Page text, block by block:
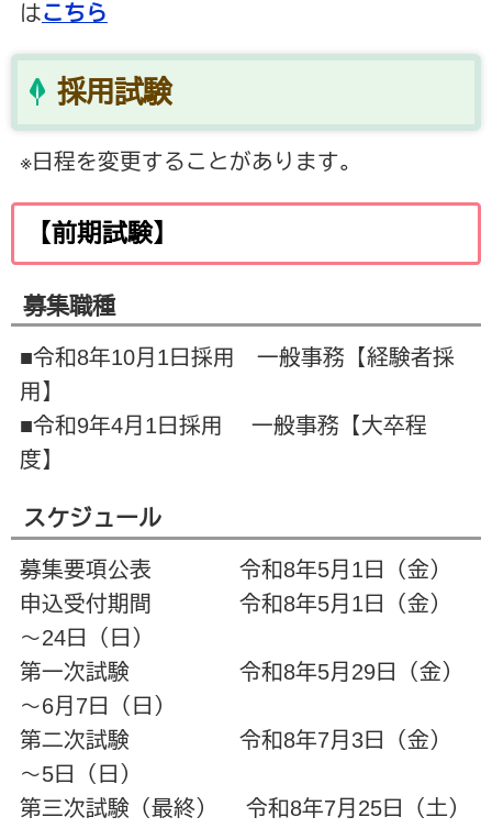
はこちら
採用試験
※日程を変更することがあります。
【前期試験】
募集職種
■令和8年10月1日採用 一般事務【経験者採
用】
■令和9年4月1日採用 一般事務【大卒程
度】
スケジュール
募集要項公表 令和8年5月1日（金）
申込受付期間 令和8年5月1日（金）
～24日（日）
第一次試験 令和8年5月29日（金）
～6月7日（日）
第二次試験 令和8年7月3日（金）
～5日（日）
第三次試験（最終） 令和8年7月25日（土）